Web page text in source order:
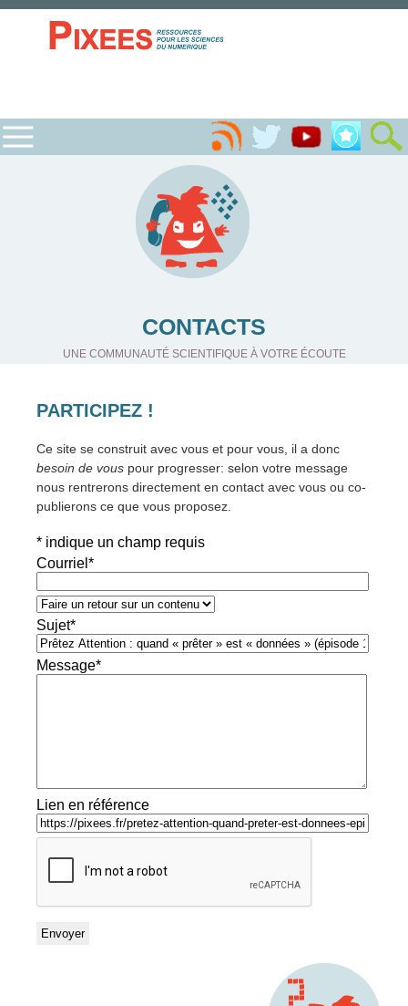
CONTACTS
UNE COMMUNAUTÉ SCIENTIFIQUE À VOTRE ÉCOUTE
PARTICIPEZ !
Ce site se construit avec vous et pour vous, il a donc
besoin de vous pour progresser: selon votre message
nous rentrerons directement en contact avec vous ou co-
publierons ce que vous proposez.
* indique un champ requis
Courriel *
Sujet*
Message*
Lien en référence